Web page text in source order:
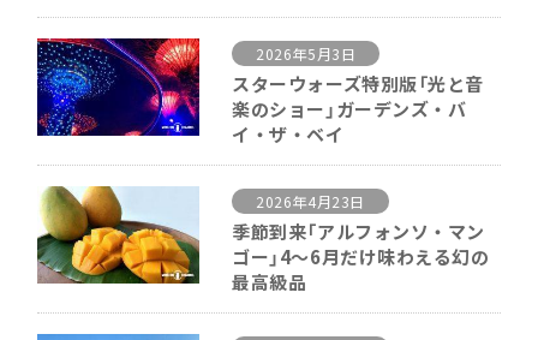
2026年5月3日
スターウォーズ特別版「光と音
楽のショー」ガーデンズ・バ
イ・ザ・ベイ
2026年4月23日
季節到来「アルフォンソ・マン
ゴー」4〜6月だけ味わえる幻の
最高級品